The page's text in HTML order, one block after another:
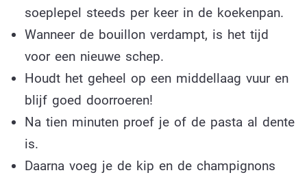
soeplepel steeds per keer in de koekenpan.
Wanneer de bouillon verdampt, is het tijd
voor een nieuwe schep.
Houdt het geheel op een middellaag vuur en
blijf goed doorroeren!
Na tien minuten proef je of de pasta al dente
is.
Daarna voeg je de kip en de champignons